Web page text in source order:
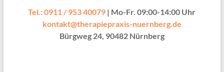
Tel.: 0911 / 953 40079 | Mo-Fr. 09:00-14:00 Uhr
kontakt@therapiepraxis-nuernberg.de
Bürgweg 24, 90482 Nürnberg